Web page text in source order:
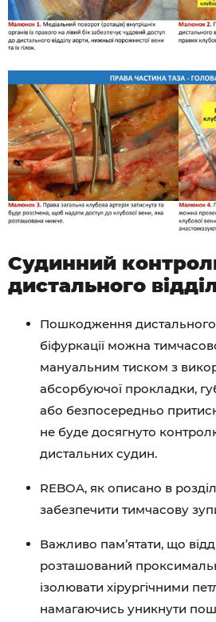
Судинний
дистального
Пошкодження дистального
біфуркації можна
мануальним тиском з
абсорбуючої прокладки,
або безпосередньо
не буде досягнуто
дистальних судин.
REBOA, як описано в
забезпечити тимчасову
Важливо пам’ятати, що
розташований
ізолювати хірургічними
намагаючись уникнути